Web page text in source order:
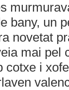
bany, un
novetat
mai pel
cotxe i